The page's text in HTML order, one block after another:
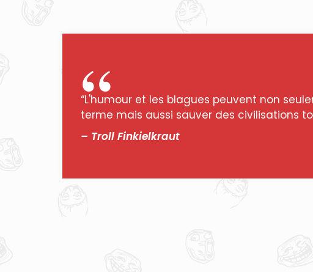
“L'humour et les blagues peuvent non
terme mais aussi sauver des civilisations
– Troll Finkielkraut